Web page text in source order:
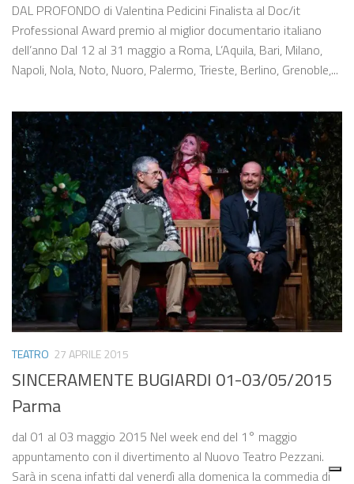
DAL PROFONDO di Valentina Pedicini Finalista al Doc/it
Professional Award premio al miglior documentario italiano
dell’anno Dal 12 al 31 maggio a Roma, L’Aquila, Bari, Milano,
Napoli, Nola, Noto, Nuoro, Palermo, Trieste, Berlino, Grenoble,...
TEATRO 27 APRILE 2015
SINCERAMENTE BUGIARDI 01-03/05/2015
Parma
dal 01 al 03 maggio 2015 Nel week end del 1° maggio
appuntamento con il divertimento al Nuovo Teatro Pezzani.
Sarà in scena infatti dal venerdì alla domenica la commedia di